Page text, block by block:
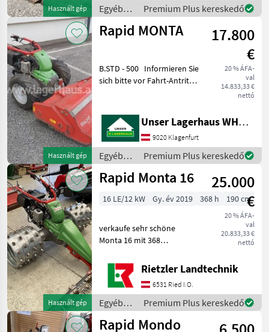
Használt gép
breit/Seite wenig gebraucht
un
Egyéb
mezőgazdasági
erőgépek
Premium Plus kereskedő
Használt gép
Rapid MONTA
17.800
€
20 % ÁFA-
val
14.833,33 €
nettó
B.STD - 500 Informieren Sie
sich bitte vor Fahrt-Antritt
aktuell bei uns am Lager
steht. Wir inserieren auch
Unser Lagerhaus WHG, Kärnten, Klagenfurt
9020 Klagenfurt
Egyéb
mezőgazdasági
erőgépek
Premium Plus kereskedő
Használt gép
Rapid Monta 16
25.000
€
20 % ÁFA-
val
20.833,33 €
nettó
16 LE/12 kW Gy. év 2019 368 h 190 cm
verkaufe sehr schöne
Monta 16 mit 368
Scheinwerfer mit Ölkühler
externer Ansaugkanal
190cm Freischnittbalken
Optional auch mit Rap
Rietzler Landtechnik
6531 Ried I.O.
Egyéb
mezőgazdasági
erőgépek
Premium Plus kereskedő
Rapid Mondo